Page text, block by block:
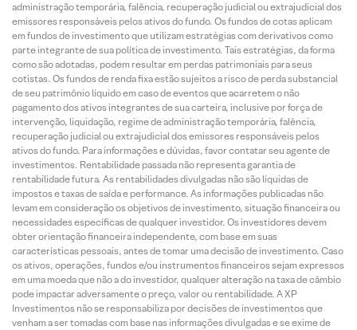
administração temporária, falência, recuperação judicial ou extrajudicial dos
emissores responsáveis pelos ativos do fundo. Os fundos de cotas aplicam
em fundos de investimento que utilizam estratégias com derivativos como
parte integrante de sua política de investimento. Tais estratégias, da forma
como são adotadas, podem resultar em perdas patrimoniais para seus
cotistas. Os fundos de renda fixa estão sujeitos a risco de perda substancial
de seu patrimônio líquido em caso de eventos que acarretem o não
pagamento dos ativos integrantes de sua carteira, inclusive por força de
intervenção, liquidação, regime de administração temporária, falência,
recuperação judicial ou extrajudicial dos emissores responsáveis pelos
ativos do fundo. Para informações e dúvidas, favor contatar seu agente de
investimentos. Rentabilidade passada não representa garantia de
rentabilidade futura. As rentabilidades divulgadas não são líquidas de
impostos e taxas de saída e performance. As informações publicadas não
levam em consideração os objetivos de investimento, situação financeira ou
necessidades específicas de qualquer investidor. Os investidores devem
obter orientação financeira independente, com base em suas
características pessoais, antes de tomar uma decisão de investimento. Caso
os ativos, operações, fundos e/ou instrumentos financeiros sejam expressos
em uma moeda que não a do investidor, qualquer alteração na taxa de câmbio
pode impactar adversamente o preço, valor ou rentabilidade. A XP
Investimentos não se responsabiliza por decisões de investimentos que
venham a ser tomadas com base nas informações divulgadas e se exime de